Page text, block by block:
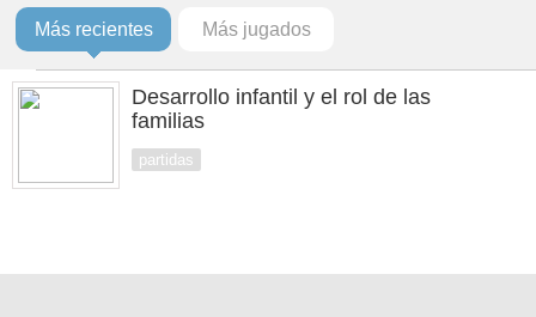
Más recientes Más jugados
Desarrollo infantil y el rol de las
familias
partidas